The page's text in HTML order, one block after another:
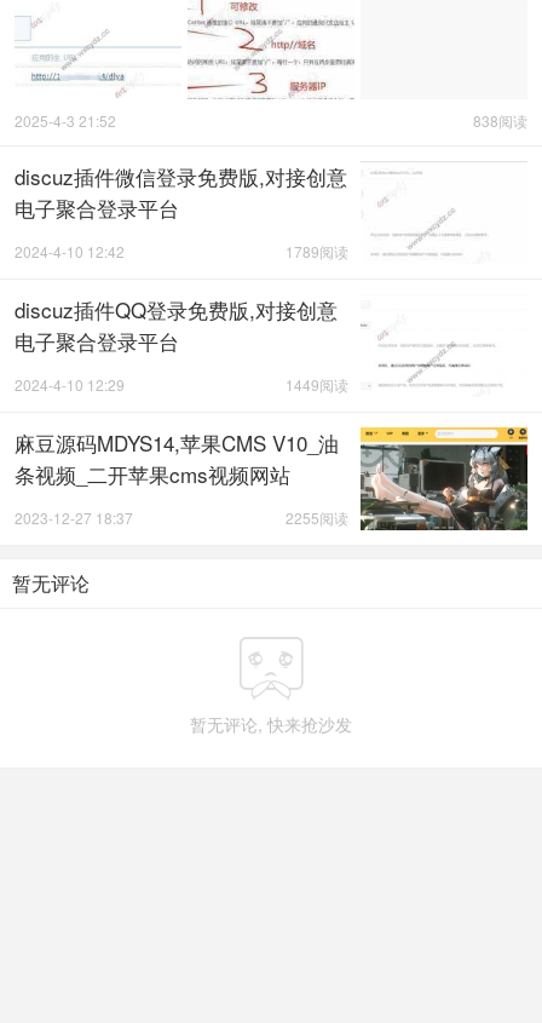
838阅读
2025-4-3 21:52
discuz插件微信登录免费版,对接创意
电子聚合登录平台
1789阅读
2024-4-10 12:42
discuz插件QQ登录免费版,对接创意
电子聚合登录平台
1449阅读
2024-4-10 12:29
麻豆源码MDYS14,苹果CMS V10_油
条视频_二开苹果cms视频网站
2255阅读
2023-12-27 18:37
暂无评论

暂无评论, 快来抢沙发